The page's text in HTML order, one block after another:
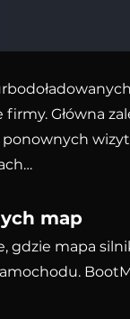
Główna
map
mapa